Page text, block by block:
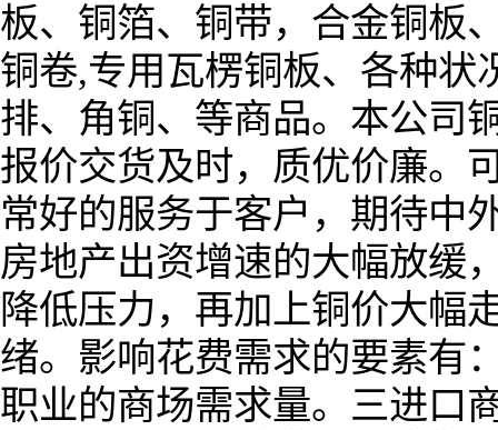
板、铜箔、铜带，合金铜板
铜卷,专用瓦楞铜板、各种状
排、角铜、等商品。本公司
报价交货及时，质优价廉。
常好的服务于客户，期待中
房地产出资增速的大幅放缓
降低压力，再加上铜价大幅
绪。影响花费需求的要素有
职业的商场需求量。三进口